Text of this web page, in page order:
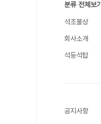
분류 전체보기
석조불상
회사소개
석등석탑
공지사항